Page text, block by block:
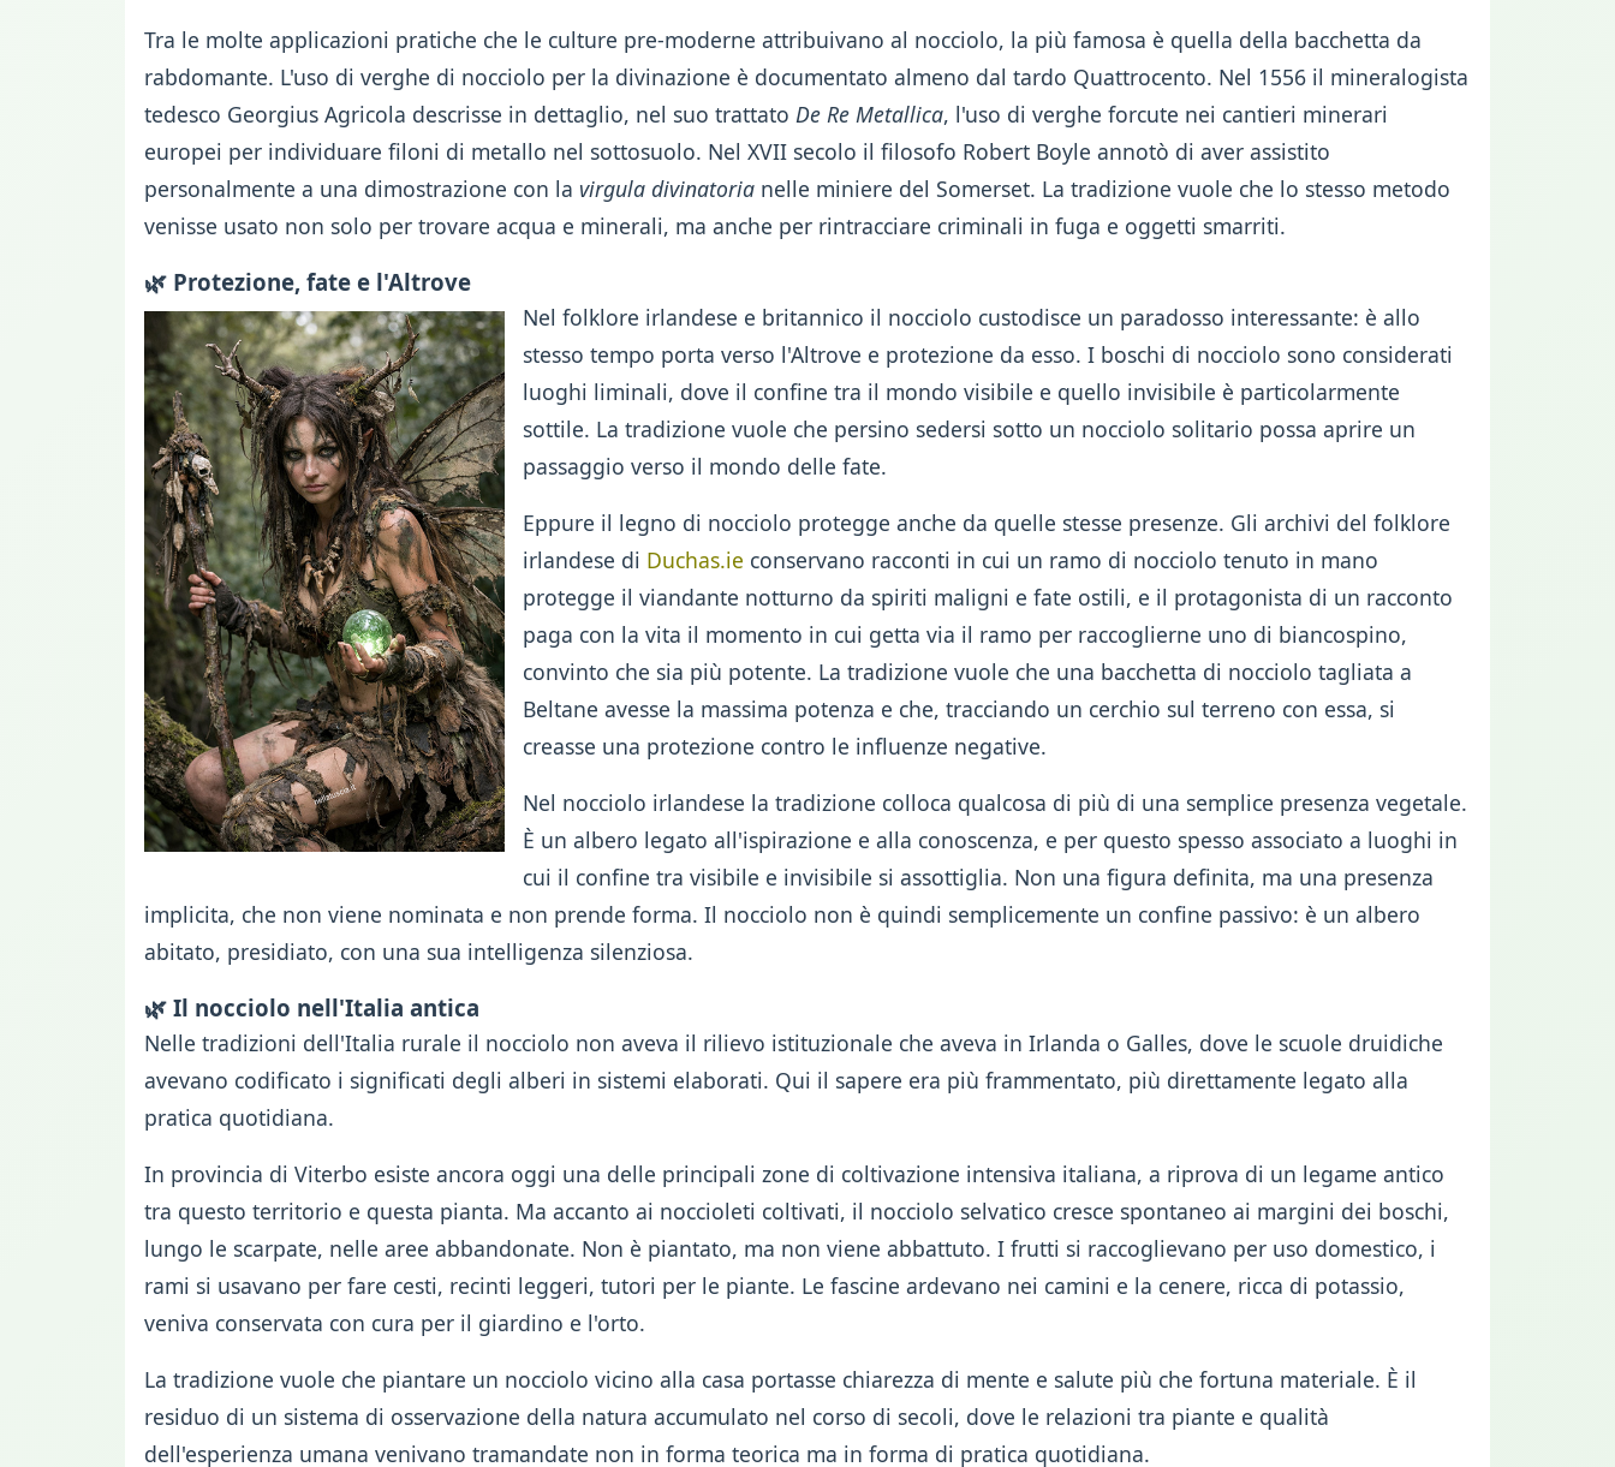
Tra le molte applicazioni pratiche che le culture pre-moderne attribuivano al nocciolo, la più famosa è quella della bacchetta da
rabdomante. L'uso di verghe di nocciolo per la divinazione è documentato almeno dal tardo Quattrocento. Nel 1556 il mineralogista
tedesco Georgius Agricola descrisse in dettaglio, nel suo trattato De Re Metallica, l'uso di verghe forcute nei cantieri minerari
europei per individuare filoni di metallo nel sottosuolo. Nel XVII secolo il filosofo Robert Boyle annotò di aver assistito
personalmente a una dimostrazione con la virgula divinatoria nelle miniere del Somerset. La tradizione vuole che lo stesso metodo
venisse usato non solo per trovare acqua e minerali, ma anche per rintracciare criminali in fuga e oggetti smarriti.
🌿 Protezione, fate e l'Altrove
Nel folklore irlandese e britannico il nocciolo custodisce un paradosso interessante: è allo
stesso tempo porta verso l'Altrove e protezione da esso. I boschi di nocciolo sono considerati
luoghi liminali, dove il confine tra il mondo visibile e quello invisibile è particolarmente
sottile. La tradizione vuole che persino sedersi sotto un nocciolo solitario possa aprire un
passaggio verso il mondo delle fate.
Eppure il legno di nocciolo protegge anche da quelle stesse presenze. Gli archivi del folklore
irlandese di Duchas.ie conservano racconti in cui un ramo di nocciolo tenuto in mano
protegge il viandante notturno da spiriti maligni e fate ostili, e il protagonista di un racconto
paga con la vita il momento in cui getta via il ramo per raccoglierne uno di biancospino,
convinto che sia più potente. La tradizione vuole che una bacchetta di nocciolo tagliata a
Beltane avesse la massima potenza e che, tracciando un cerchio sul terreno con essa, si
creasse una protezione contro le influenze negative.
Nel nocciolo irlandese la tradizione colloca qualcosa di più di una semplice presenza vegetale.
È un albero legato all'ispirazione e alla conoscenza, e per questo spesso associato a luoghi in
cui il confine tra visibile e invisibile si assottiglia. Non una figura definita, ma una presenza
implicita, che non viene nominata e non prende forma. Il nocciolo non è quindi semplicemente un confine passivo: è un albero
abitato, presidiato, con una sua intelligenza silenziosa.
🌿 Il nocciolo nell'Italia antica
Nelle tradizioni dell'Italia rurale il nocciolo non aveva il rilievo istituzionale che aveva in Irlanda o Galles, dove le scuole druidiche
avevano codificato i significati degli alberi in sistemi elaborati. Qui il sapere era più frammentato, più direttamente legato alla
pratica quotidiana.
In provincia di Viterbo esiste ancora oggi una delle principali zone di coltivazione intensiva italiana, a riprova di un legame antico
tra questo territorio e questa pianta. Ma accanto ai noccioleti coltivati, il nocciolo selvatico cresce spontaneo ai margini dei boschi,
lungo le scarpate, nelle aree abbandonate. Non è piantato, ma non viene abbattuto. I frutti si raccoglievano per uso domestico, i
rami si usavano per fare cesti, recinti leggeri, tutori per le piante. Le fascine ardevano nei camini e la cenere, ricca di potassio,
veniva conservata con cura per il giardino e l'orto.
La tradizione vuole che piantare un nocciolo vicino alla casa portasse chiarezza di mente e salute più che fortuna materiale. È il
residuo di un sistema di osservazione della natura accumulato nel corso di secoli, dove le relazioni tra piante e qualità
dell'esperienza umana venivano tramandate non in forma teorica ma in forma di pratica quotidiana.